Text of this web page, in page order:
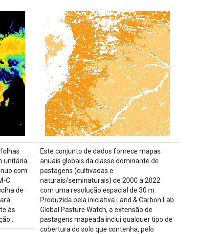
unitária.
com
C
de
às
Este conjunto de dados fornece mapas
anuais globais da classe dominante de
pastagens (cultivadas e
naturais/seminaturais) de 2000 a 2022
com uma resolução espacial de 30 m.
Produzida pela iniciativa Land & Carbon Lab
Global Pasture Watch, a extensão de
pastagens mapeada inclui qualquer tipo de
cobertura do solo que contenha, pelo